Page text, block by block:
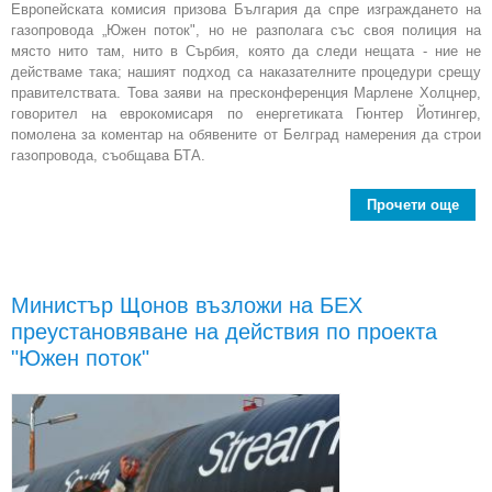
Европейската комисия призова България да спре изграждането на
газопровода „Южен поток", но не разполага със своя полиция на
място нито там, нито в Сърбия, която да следи нещата - ние не
действаме така; нашият подход са наказателните процедури срещу
правителствата. Това заяви на пресконференция Марлене Холцнер,
говорител на еврокомисаря по енергетиката Гюнтер Йотингер,
помолена за коментар на обявените от Белград намерения да строи
газопровода, съобщава БТА.
Прочети още
Министър Щонов възложи на БЕХ
преустановяване на действия по проекта
"Южен поток"